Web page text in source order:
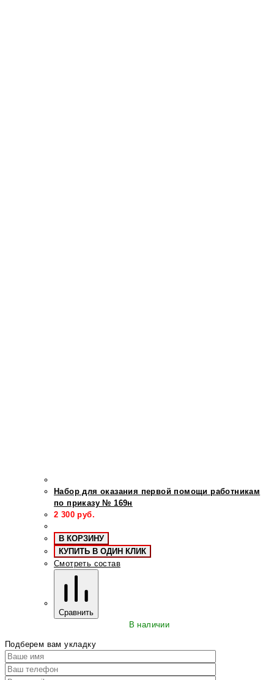
Набор для оказания первой помощи работникам
по приказу № 169н
2 300 руб.
В КОРЗИНУ
КУПИТЬ В ОДИН КЛИК
Смотреть состав
Сравнить
В наличии
Подберем вам укладку